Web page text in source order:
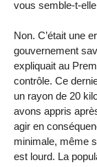
vous semble-t-
Non. C’était une
gouvernement
expliquait au
contrôle. Ce
un rayon de 20
avons appris
agir en
minimale, même
est lourd. La